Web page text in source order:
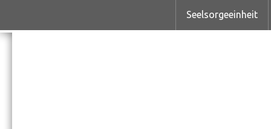
Seelsorgeeinheit